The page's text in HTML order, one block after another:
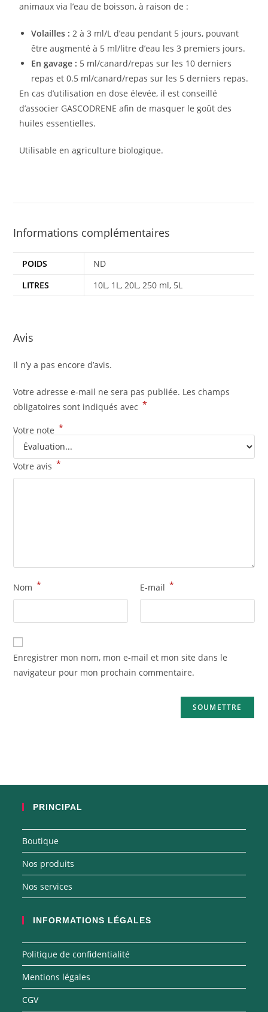
animaux via l’eau de boisson, à raison de :
Volailles :2 à 3 ml/L d’eau pendant 5 jours, pouvant
être augmenté à 5 ml/litre d’eau les 3 premiers jours.
En gavage : 5 ml/canard/repas sur les 10 derniers
repas et 0.5 ml/canard/repas sur les 5 derniers repas.
En cas d’utilisation en dose élevée, il est conseillé
d’associer GASCODRENE afin de masquer le goût des
huiles essentielles.
Utilisable en agriculture biologique.
Informations complémentaires
POIDS
ND
LITRES
10L, 1L, 20L, 250 ml, 5L
Avis
Il n’y a pas encore d’avis.
Votre adresse e-mail ne sera pas publiée. Les champs
obligatoires sont indiqués avec *
Votre note *
Votre avis *
Nom * E-mail *
Enregistrer mon nom, mon e-mail et mon site dans le
navigateur pour mon prochain commentaire.
PRINCIPAL
Boutique
Nos produits
Nos services
INFORMATIONS LÉGALES
Politique de confidentialité
Mentions légales
CGV